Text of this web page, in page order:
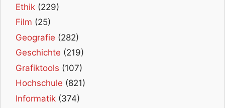
Ethik (229)
Film (25)
Geografie (282)
Geschichte (219)
Grafiktools (107)
Hochschule (821)
Informatik (374)